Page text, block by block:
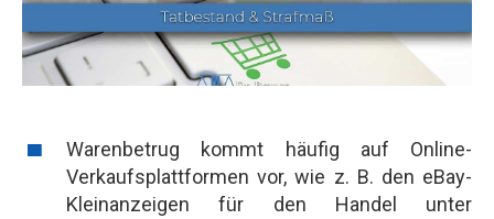
Warenbetrug kommt häufig auf Online-
Verkaufsplattformen vor, wie z. B. den eBay-
Kleinanzeigen für den Handel unter